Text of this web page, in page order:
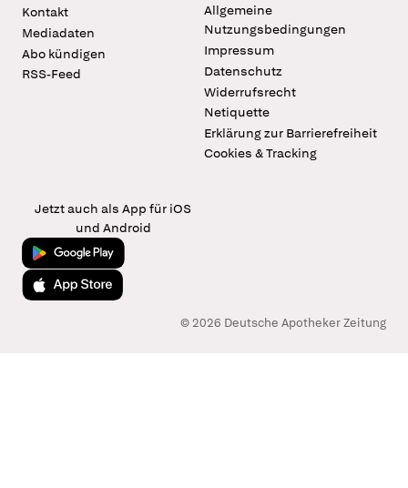
Kontakt
Mediadaten
Abo kündigen
RSS-Feed
Allgemeine
Nutzungsbedingungen
Impressum
Datenschutz
Widerrufsrecht
Netiquette
Erklärung zur Barrierefreiheit
Cookies & Tracking
Jetzt auch als App für iOS
und Android
Jetzt bei Google Play
Laden im App Store
© 2026 Deutsche Apotheker Zeitung